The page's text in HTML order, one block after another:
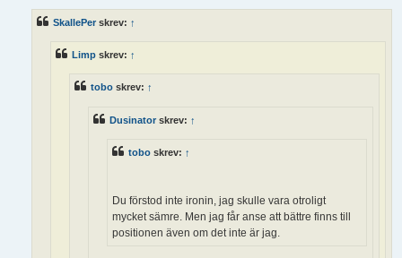
SkallePer skrev: ↑
Limp skrev: ↑
tobo skrev: ↑
Dusinator skrev: ↑
tobo skrev: ↑
Du förstod inte ironin, jag skulle vara otroligt
mycket sämre. Men jag får anse att bättre finns till
positionen även om det inte är jag.